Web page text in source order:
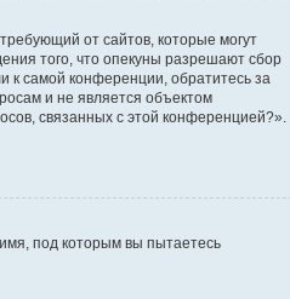
от сайтов, которые могут
того, что опекуны разрешают сбор
самой конференции, обратитесь за
и не является объектом
связанных с этой конференцией?».
под которым вы пытаетесь